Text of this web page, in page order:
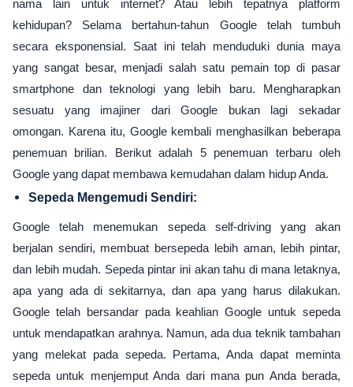
nama lain untuk internet? Atau lebih tepatnya platform
kehidupan? Selama bertahun-tahun Google telah tumbuh
secara eksponensial. Saat ini telah menduduki dunia maya
yang sangat besar, menjadi salah satu pemain top di pasar
smartphone dan teknologi yang lebih baru. Mengharapkan
sesuatu yang imajiner dari Google bukan lagi sekadar
omongan. Karena itu, Google kembali menghasilkan beberapa
penemuan brilian. Berikut adalah 5 penemuan terbaru oleh
Google yang dapat membawa kemudahan dalam hidup Anda.
Sepeda Mengemudi Sendiri:
Google telah menemukan sepeda self-driving yang akan
berjalan sendiri, membuat bersepeda lebih aman, lebih pintar,
dan lebih mudah. Sepeda pintar ini akan tahu di mana letaknya,
apa yang ada di sekitarnya, dan apa yang harus dilakukan.
Google telah bersandar pada keahlian Google untuk sepeda
untuk mendapatkan arahnya. Namun, ada dua teknik tambahan
yang melekat pada sepeda. Pertama, Anda dapat meminta
sepeda untuk menjemput Anda dari mana pun Anda berada,